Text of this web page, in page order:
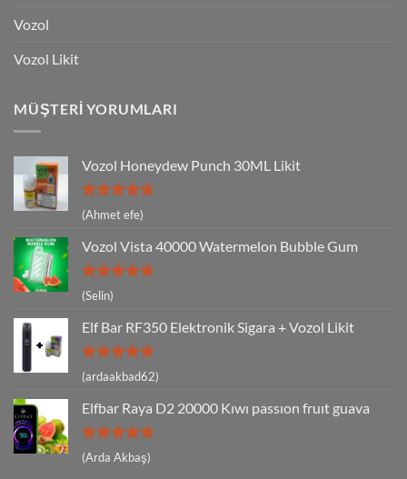
Vozol
Vozol Likit
MÜŞTERI YORUMLARI
Vozol Honeydew Punch 30ML Likit
5 üzerinden
5
(Ahmet efe)
Vozol Vista 40000 Watermelon Bubble Gum
5 üzerinden
5
oy aldı
(Selin)
Elf Bar RF350 Elektronik Sigara + Vozol Likit
5 üzerinden
5
(ardaakbad62)
Elfbar Raya D2 20000 Kıwı passıon fruıt guava
5 üzerinden
5
(Arda Akbaş)